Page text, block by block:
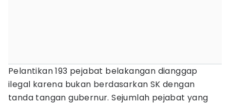
Pelantikan 193 pejabat belakangan dianggap
ilegal karena bukan berdasarkan SK dengan
tanda tangan gubernur. Sejumlah pejabat yang